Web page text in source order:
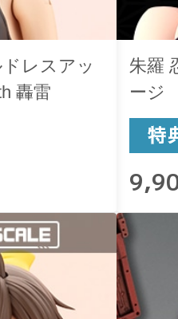
レスアッ
轟雷
朱羅
ージ